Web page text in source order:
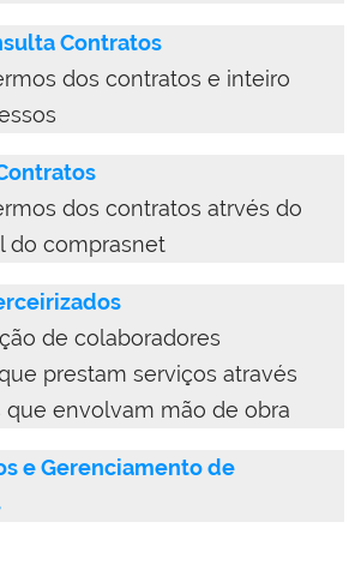
Contratos
dos contratos e inteiro
dos contratos atrvés do
do comprasnet
de colaboradores
prestam serviços através
que envolvam mão de obra
e Gerenciamento de